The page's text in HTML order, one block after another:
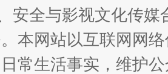
安全与影视文化传
本网站以互联网网
常生活事实，维护